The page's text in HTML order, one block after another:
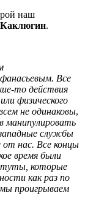
наш
.
Все
то действия
физического
не одинаковы,
манипулировать
службы
от нас. Все концы
время были
которые
как раз по
проигрываем